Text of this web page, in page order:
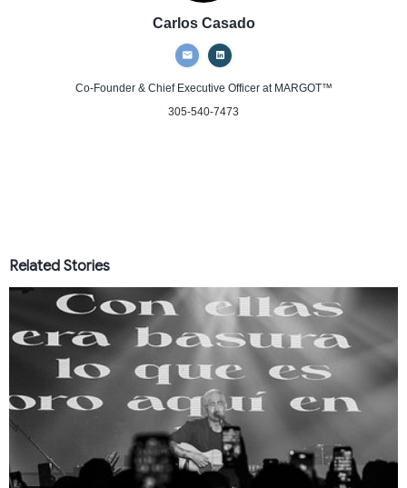
Carlos Casado
Co-Founder & Chief Executive Officerat MARGOT™
305-540-7473
Related Stories